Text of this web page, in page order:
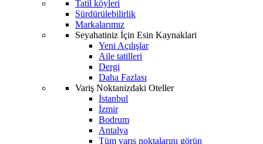
Tatil köyleri
Sürdürülebilirlik
Markalarımız
Seyahatiniz İçin Esin Kaynaklari
Yeni Açılışlar
Aile tatilleri
Dergi
Daha Fazlası
Variş Noktanizdaki Oteller
İstanbul
İzmir
Bodrum
Antalya
Tüm varış noktalarını görün